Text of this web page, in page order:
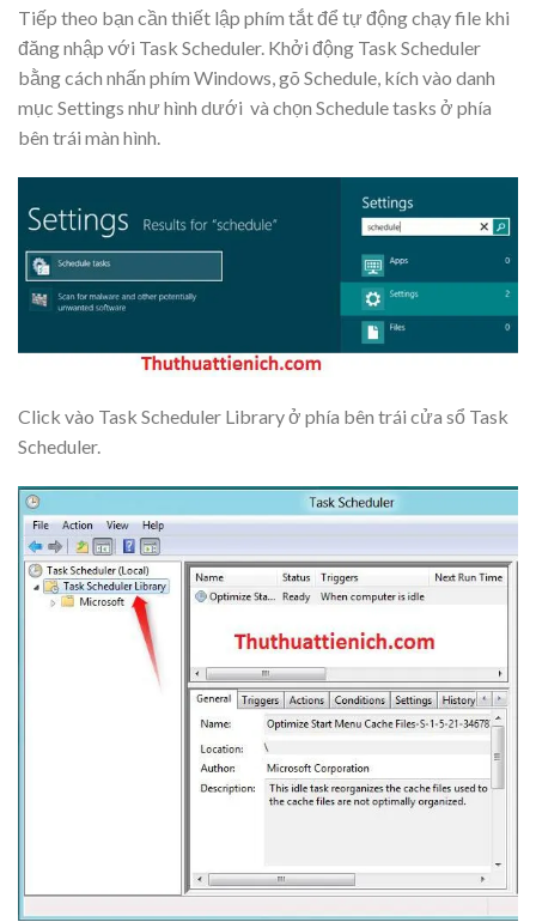
Tiếp theo bạn cần thiết lập phím tắt để tự động chạy file khi
đăng nhập với Task Scheduler. Khởi động Task Scheduler
bằng cách nhấn phím Windows, gõ Schedule, kích vào danh
mục Settings như hình dưới và chọn Schedule tasks ở phía
bên trái màn hình.
Click vào Task Scheduler Libraryở phía bên trái cửa sổ Task
Scheduler.